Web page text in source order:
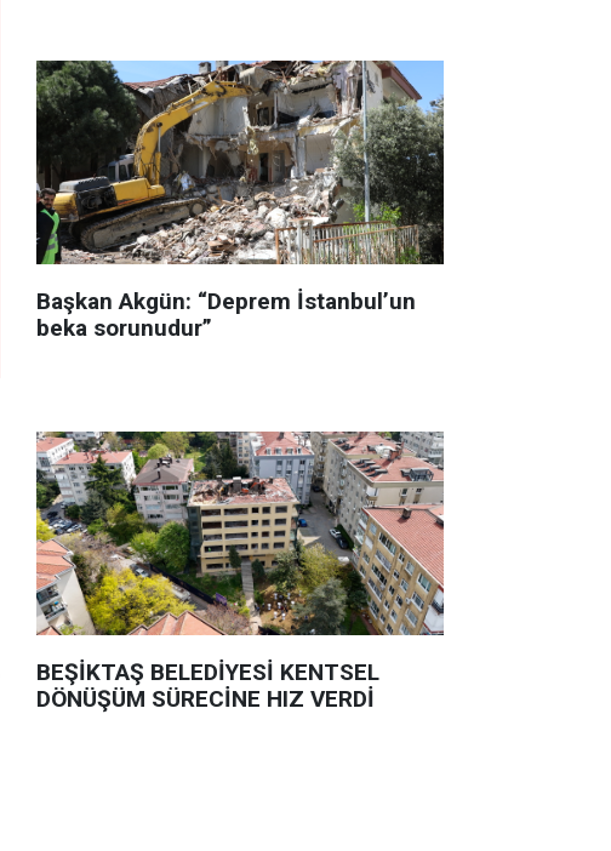
Başkan Akgün: “Deprem İstanbul’un
beka sorunudur”
BEŞİKTAŞ BELEDİYESİ KENTSEL
DÖNÜŞÜM SÜRECİNE HIZ VERDİ